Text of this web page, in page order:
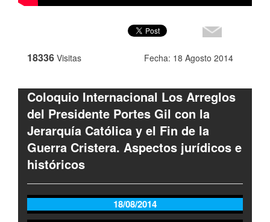
18336 Visitas Fecha: 18 Agosto 2014
Coloquio Internacional Los Arreglos
del Presidente Portes Gil con la
Jerarquía Católica y el Fin de la
Guerra Cristera. Aspectos jurídicos e
históricos
18/08/2014